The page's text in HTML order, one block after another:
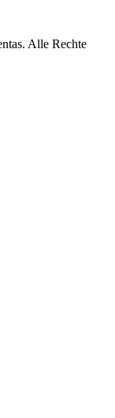
Alle Rechte